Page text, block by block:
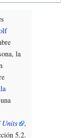
la
Units
,
5.2.